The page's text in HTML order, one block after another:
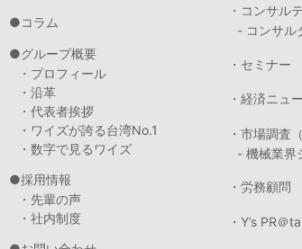
コラム
グループ概要
・プロフィール
・沿革
・代表者挨拶
・ワイズが誇る台湾No.1
・数字で見るワイズ
採用情報
・先輩の声
・社内制度
・コンサル
- コンサル
・セミナー
・経済ニュ
・市場調査
- 機械業界
・労務顧問
・Y’s PR＠